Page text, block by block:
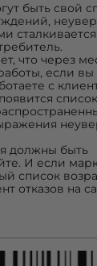
быть свой
что через
если вы
с
должны быть
И если
список
отказов на